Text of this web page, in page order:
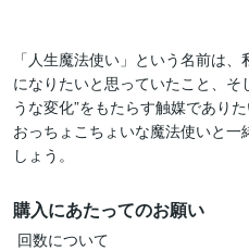
「人生魔法使い」という名前は
になりたいと思っていたこと、そ
うな変化”をもたらす触媒であり
おっちょこちょいな魔法使いと
しょう。
購入にあたってのお願い